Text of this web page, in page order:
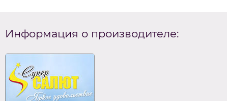
Информация о производителе: